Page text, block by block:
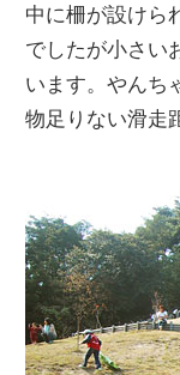
中に柵が設けら
でしたが小さい
います。やんち
物足りない滑走